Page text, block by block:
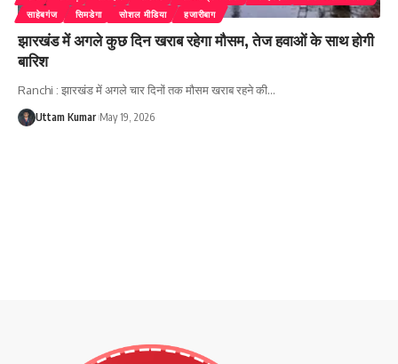
साहेबगंज
सिमडेगा सोशल मीडिया हजारीबाग
झारखंड में अगले कुछ दिन खराब रहेगा मौसम, तेज हवाओं के साथ होगी
बारिश
Ranchi : झारखंड में अगले चार दिनों तक मौसम खराब रहने की…
Uttam Kumar May 19, 2026